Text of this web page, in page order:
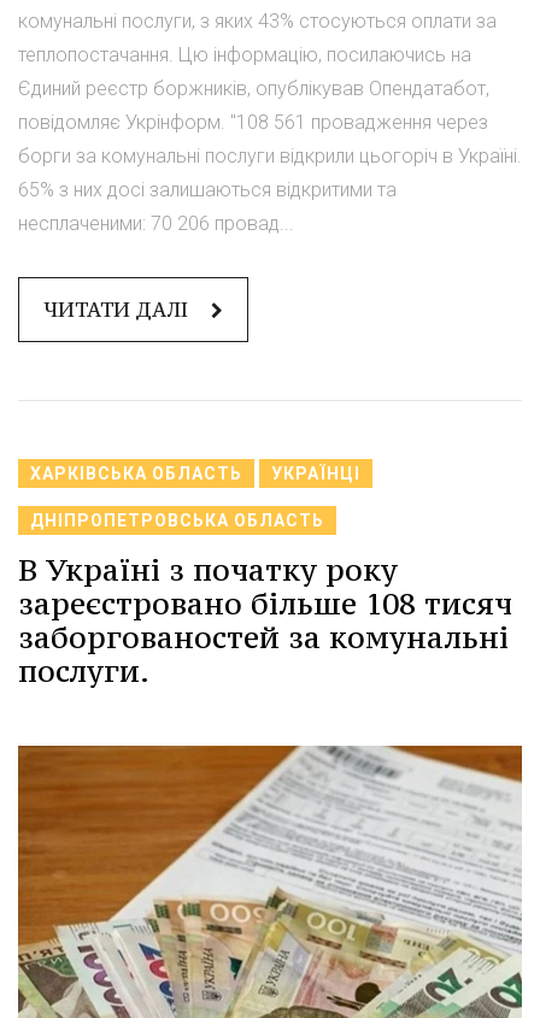
комунальні послуги, з яких 43% стосуються оплати за
теплопостачання. Цю інформацію, посилаючись на
Єдиний реєстр боржників, опублікував Опендатабот,
повідомляє Укрінформ. "108 561 провадження через
борги за комунальні послуги відкрили цьогоріч в Україні.
65% з них досі залишаються відкритими та
несплаченими: 70 206 провад...
ЧИТАТИ ДАЛІ
ХАРКІВСЬКА ОБЛАСТЬ УКРАЇНЦІ
ДНІПРОПЕТРОВСЬКА ОБЛАСТЬ
В Україні з початку року
зареєстровано більше 108 тисяч
заборгованостей за комунальні
послуги.